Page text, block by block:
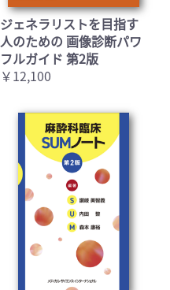
ジェネラリストを目指す
人のための 画像診断パワ
フルガイド 第2版
￥12,100